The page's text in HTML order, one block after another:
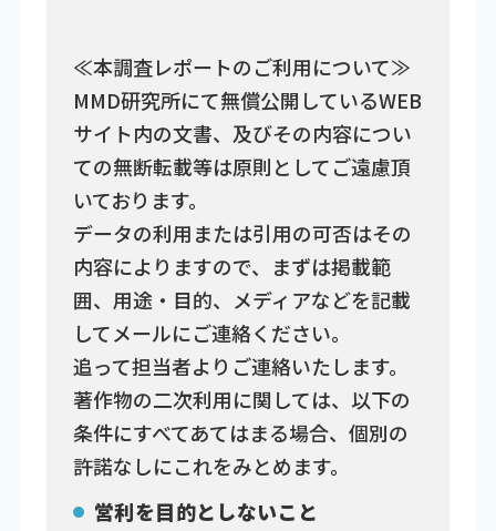
≪本調査レポートのご利用について≫
MMD研究所にて無償公開しているWEB
サイト内の文書、及びその内容につい
ての無断転載等は原則としてご遠慮頂
いております。
データの利用または引用の可否はその
内容によりますので、まずは掲載範
囲、用途・目的、メディアなどを記載
してメールにご連絡ください。
追って担当者よりご連絡いたします。
著作物の二次利用に関しては、以下の
条件にすべてあてはまる場合、個別の
許諾なしにこれをみとめます。
営利を目的としないこと